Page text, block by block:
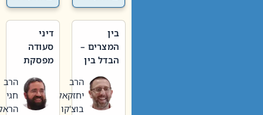
בין
המצרים –
הבדל בין
חדשה
לישנה
הרב
יחזקאל
בוצ'קו
דיני
סעודה
מפסקת
תשעה
באב
הרב
חגי
הראל